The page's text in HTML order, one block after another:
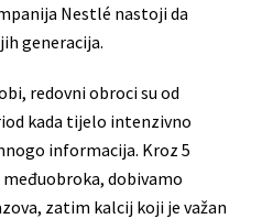
Nestlé nastoji da
generacija.
redovni obroci su od
kada tijelo intenzivno
informacija. Kroz 5
dobivamo
zatim kalcij koji je važan